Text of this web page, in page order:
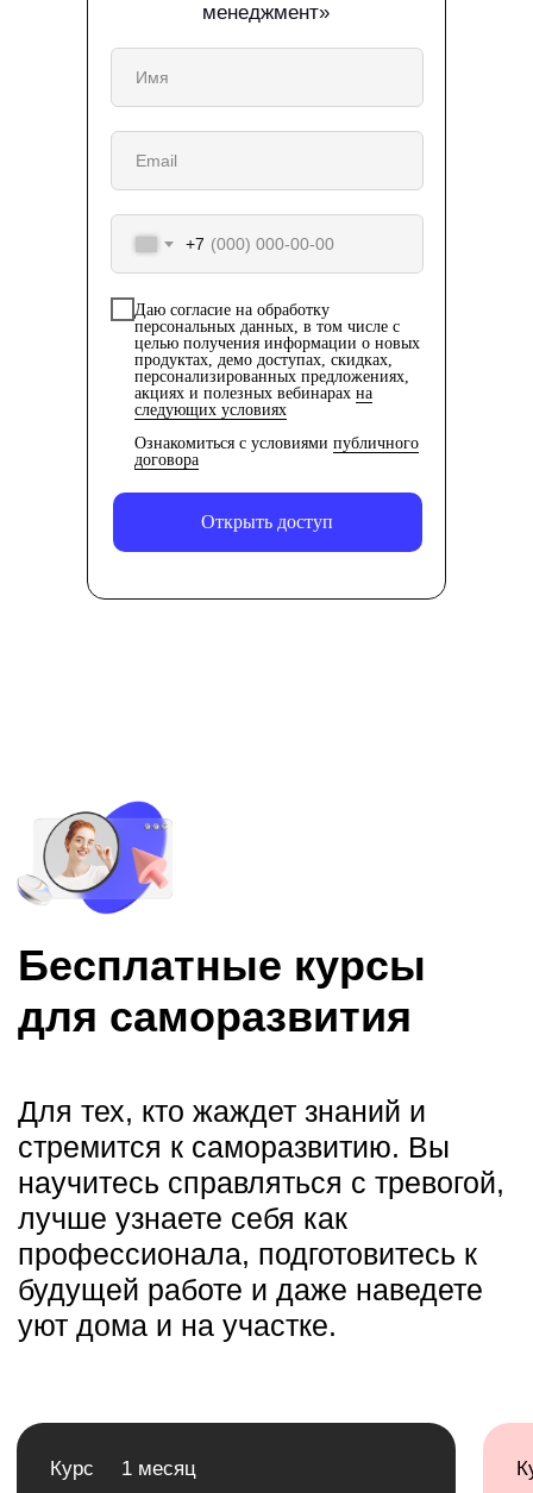
менеджмент»
+7
Даю согласие на обработку
персональных данных, в том числе с
целью получения информации о новых
продуктах, демо доступах, скидках,
персонализированных предложениях,
акциях и полезных вебинарах на
следующих условиях
Ознакомиться с условиями публичного
договора
Открыть доступ
Вебинары